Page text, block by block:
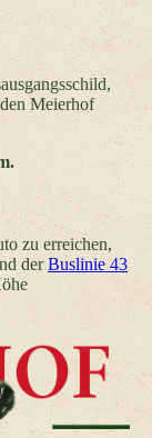
Meierhof
zu erreichen,
derBuslinie 43